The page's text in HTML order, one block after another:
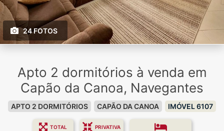
24 FOTOS
Apto 2 dormitórios à venda em
Capão da Canoa, Navegantes
APTO 2 DORMITÓRIOS CAPÃO DA CANOA IMÓVEL 6107
TOTAL PRIVATIVA